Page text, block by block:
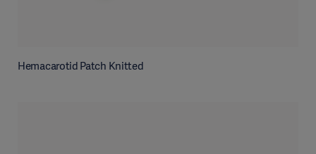
Hemacarotid Patch Knitted